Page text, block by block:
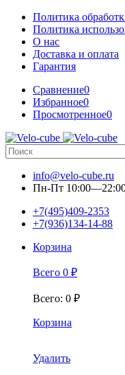
Политика
Политика
О нас
Доставка и оплата
Гарантия
Сравнение0
Избранное0
Просмотренное0
info@velo-cube.ru
Пн-Пт
+7(495)409-2353
+7(936)134-14-88
Корзина
Всего 0 ₽
Всего: 0 ₽
Корзина
Удалить